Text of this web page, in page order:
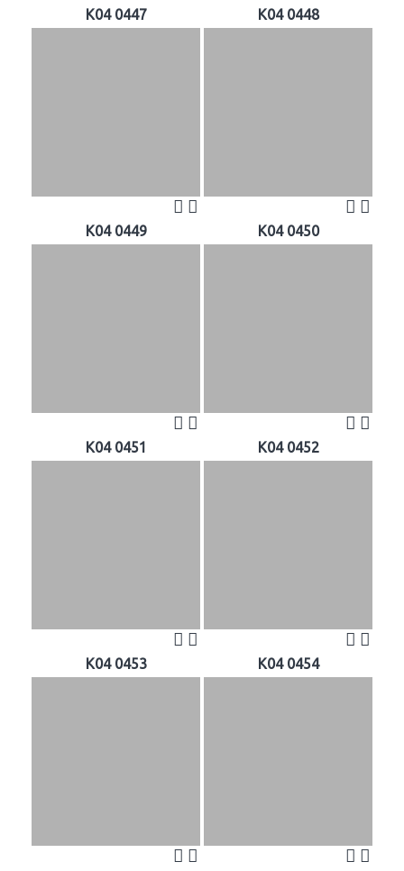
K04 0447 K04 0448
K04 0449 K04 0450
K04 0451 K04 0452
K04 0453 K04 0454